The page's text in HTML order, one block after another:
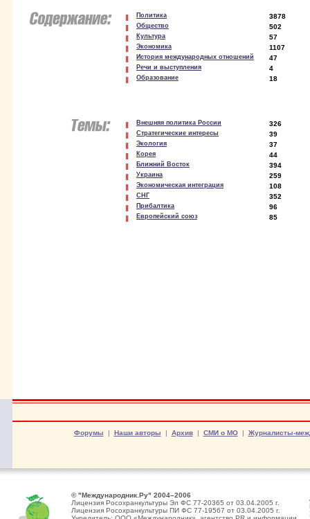
Политика 3878
Общество 502
Культура 57
Экономика 1107
История международных отношений 47
Речи и выступления 4
Образование 18
Внешняя политика России 326
Стратегические интересы 39
Экология 37
Корея 44
Ближний Восток 394
Украина 259
Экономическая интеграция 108
СНГ 352
Прибалтика 96
Европейский союз 85
Форумы | Наши авторы | Архив| СМИ о МО| Журналисты-
© "Международник.Ру" 2004–2006
Лицензия Росохранкультуры Эл ФС 77-20365 от 03.04.2005 г.
Лицензия Росохранкультуры ПИ ФС 77-19567 от 03.04.2005 г.